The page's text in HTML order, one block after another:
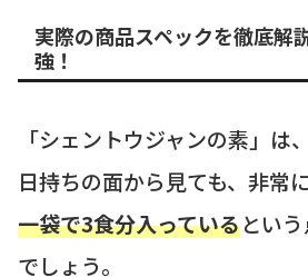
実際の商品スペックを徹底解
強！
「シェントウジャンの素」は
日持ちの面から見ても、非常
一袋で3食分入っているとい
でしょう。